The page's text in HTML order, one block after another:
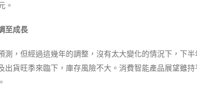
。
至成長
測，但經過這幾年的調整，沒有太大變化的情況下，下
貨旺季來臨下，庫存風險不大。消費智能產品展望雖